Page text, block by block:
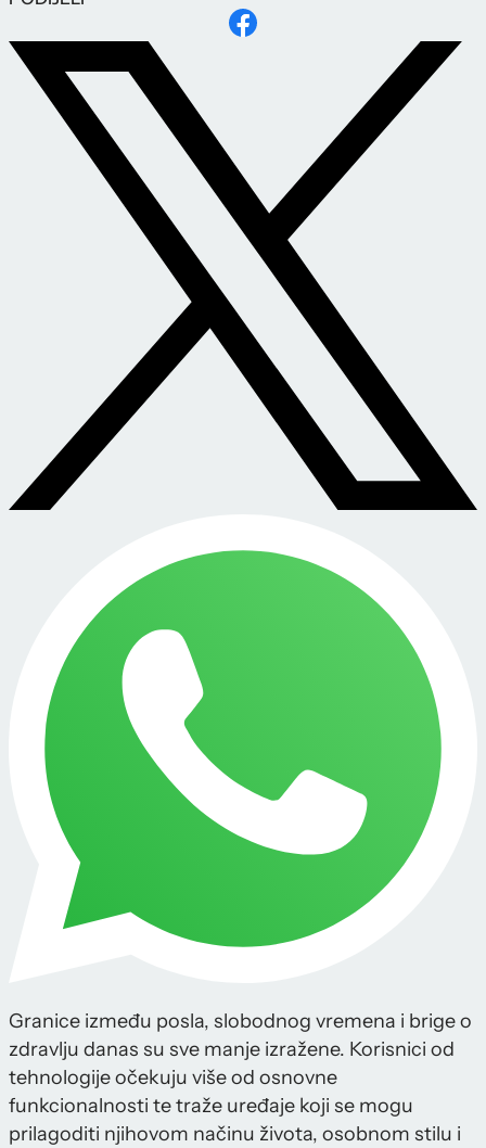
Granice između posla, slobodnog vremena i brige o
zdravlju danas su sve manje izražene. Korisnici od
tehnologije očekuju više od osnovne
funkcionalnosti te traže uređaje koji se mogu
prilagoditi njihovom načinu života, osobnom stilu i